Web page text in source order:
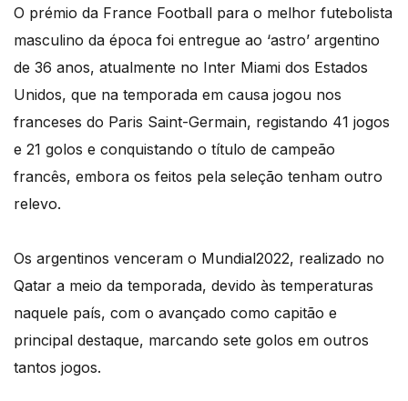
O prémio da France Football para o melhor futebolista
masculino da época foi entregue ao ‘astro’ argentino
de 36 anos, atualmente no Inter Miami dos Estados
Unidos, que na temporada em causa jogou nos
franceses do Paris Saint-Germain, registando 41 jogos
e 21 golos e conquistando o título de campeão
francês, embora os feitos pela seleção tenham outro
relevo.
Os argentinos venceram o Mundial2022, realizado no
Qatar a meio da temporada, devido às temperaturas
naquele país, com o avançado como capitão e
principal destaque, marcando sete golos em outros
tantos jogos.